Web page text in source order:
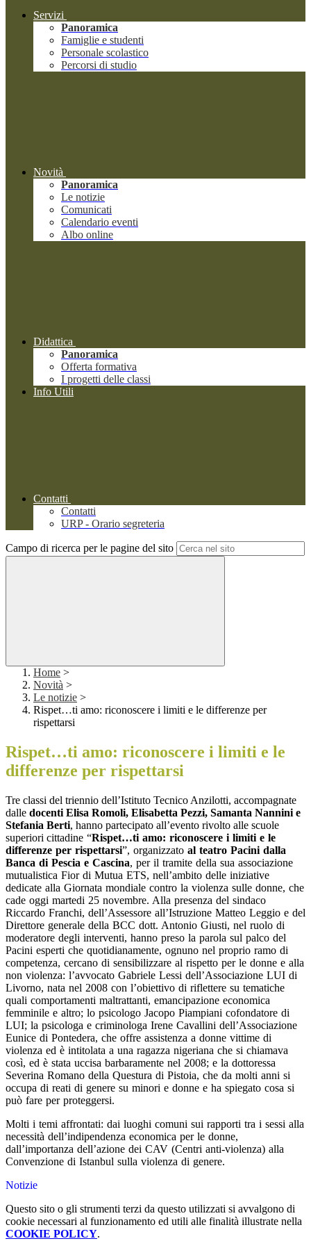
Servizi
Panoramica
Famiglie e studenti
Personale scolastico
Percorsi di studio
Novità
Panoramica
Le notizie
Comunicati
Calendario eventi
Albo online
Didattica
Panoramica
Offerta formativa
I progetti delle classi
Info Utili
Contatti
Contatti
URP - Orario segreteria
Campo di ricerca per le pagine del sito
Home >
Novità >
Le notizie >
Rispet…ti amo: riconoscere i limiti e le differenze per
rispettarsi
Rispet…ti amo: riconoscere i limiti e le
differenze per rispettarsi
Tre classi del triennio dell’Istituto Tecnico Anzilotti, accompagnate
dalle docenti Elisa Romoli, Elisabetta Pezzi, Samanta Nannini e
Stefania Berti, hanno partecipato all’evento rivolto alle scuole
superiori cittadine “Rispet…ti amo: riconoscere i limiti e le
differenze per rispettarsi”, organizzato al teatro Pacini dalla
Banca di Pescia e Cascina, per il tramite della sua associazione
mutualistica Fior di Mutua ETS, nell’ambito delle iniziative
dedicate alla Giornata mondiale contro la violenza sulle donne, che
cade oggi martedi 25 novembre. Alla presenza del sindaco
Riccardo Franchi, dell’Assessore all’Istruzione Matteo Leggio e del
Direttore generale della BCC dott. Antonio Giusti, nel ruolo di
moderatore degli interventi, hanno preso la parola sul palco del
Pacini esperti che quotidianamente, ognuno nel proprio ramo di
competenza, cercano di sensibilizzare al rispetto per le donne e alla
non violenza: l’avvocato Gabriele Lessi dell’Associazione LUI di
Livorno, nata nel 2008 con l’obiettivo di riflettere su tematiche
quali comportamenti maltrattanti, emancipazione economica
femminile e altro; lo psicologo Jacopo Piampiani cofondatore di
LUI; la psicologa e criminologa Irene Cavallini dell’Associazione
Eunice di Pontedera, che offre assistenza a donne vittime di
violenza ed è intitolata a una ragazza nigeriana che si chiamava
così, ed è stata uccisa barbaramente nel 2008; e la dottoressa
Severina Romano della Questura di Pistoia, che da molti anni si
occupa di reati di genere su minori e donne e ha spiegato cosa si
può fare per proteggersi.
Molti i temi affrontati: dai luoghi comuni sui rapporti tra i sessi alla
necessità dell’indipendenza economica per le donne,
dall’importanza dell’azione dei CAV (Centri anti-violenza) alla
Convenzione di Istanbul sulla violenza di genere.
Notizie
Questo sito o gli strumenti terzi da questo utilizzati si avvalgono di
cookie necessari al funzionamento ed utili alle finalità illustrate nella
COOKIE POLICY.